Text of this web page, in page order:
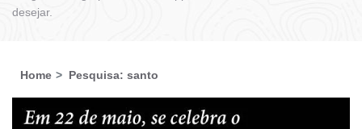
desejar.
Home Pesquisa: santo